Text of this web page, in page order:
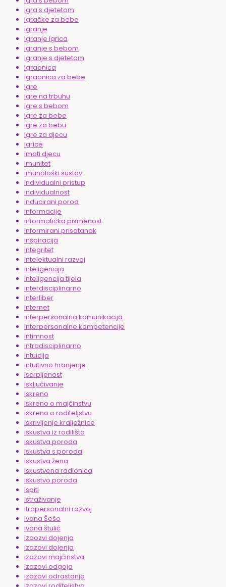
igra s djetetom
igračke za bebe
igranje
igranje igrica
igranje s bebom
igranje s djetetom
igraonica
igraonica za bebe
igre
igre na trbuhu
igre s bebom
igre za bebe
igre za bebu
igre za djecu
igrice
imati djecu
imunitet
imunološki sustav
individualni pristup
individualnost
inducirani porod
informacije
informatička pismenost
informirani prisatanak
inspiracija
integritet
intelektualni razvoj
inteligencija
inteligencija tijela
interdisciplinarno
Interliber
internet
interpersonalna komunikacija
interpersonalne kompetencije
intimnost
intradisciplinarno
intuicija
intuitivno hranjenje
iscrpljenost
isključivanje
iskreno
iskreno o majčinstvu
iskreno o roditeljstvu
iskrivljenje kralježnice
iskustva iz rodilišta
iskustva poroda
iskustva s poroda
iskustva žena
iskustvena radionica
iskustvo poroda
ispiti
istraživanje
itrapersonalni razvoj
Ivana Šešo
ivana štulić
izaozvi dojenja
izazovi dojenja
izazovi majčinstva
izazovi odgoja
izazovi odrastanja